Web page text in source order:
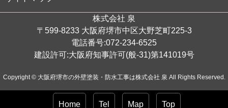
株式会社 泉
〒599-8233 大阪府堺市中区大野芝町225-3
電話番号:072-234-6525
建設許可:大阪府知事許可(般-31)第141019号
Copyright © 大阪府堺市の外壁塗装・防水工事は株式会社 泉 All Rights Reserved.
Home Tel Map Top